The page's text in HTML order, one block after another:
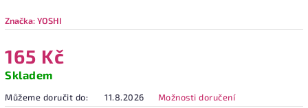
Značka:YOSHI
165 Kč
Skladem
Můžeme doručit do: 11.8.2026 Možnosti doručení